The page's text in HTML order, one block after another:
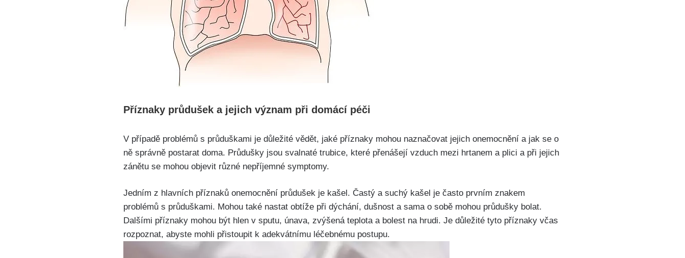
Příznaky průdušek a jejich význam při domácí péči
V​ případě problémů s průduškami je důležité vědět, jaké příznaky mohou naznačovat jejich onemocnění a jak se o
ně ‌správně postarat doma. Průdušky jsou svalnaté trubice, které přenášejí vzduch mezi hrtanem⁢ a plici a při jejich
zánětu se mohou objevit​ různé nepříjemné symptomy.
Jedním z hlavních příznaků onemocnění průdušek je kašel. Častý ‌a suchý kašel je často‍ prvním znakem
problémů ​s průduškami. ⁢Mohou také‍ nastat obtíže ⁢při dýchání, dušnost a sama o sobě⁤ mohou průdušky bolat. ​
Dalšími příznaky ⁣mohou být hlen v sputu, únava, ⁣zvýšená teplota a ⁢bolest‍ na hrudi. Je důležité tyto příznaky včas
rozpoznat, abyste‌ mohli přistoupit k adekvátnímu léčebnému postupu.